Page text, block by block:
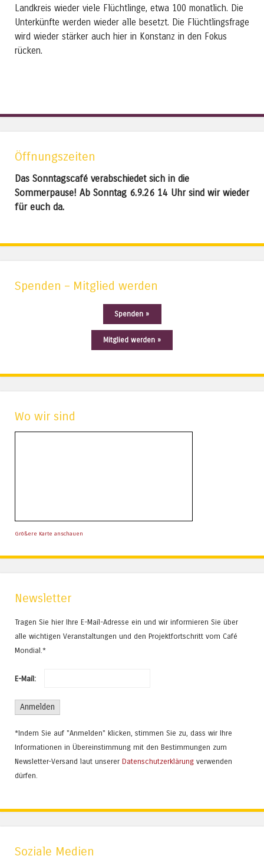
Landkreis wieder viele Flüchtlinge, etwa 100 monatlich. Die
Unterkünfte werden wieder alle besetzt. Die Flüchtlingsfrage
wird wieder stärker auch hier in Konstanz in den Fokus
rücken.
Öffnungszeiten
Das Sonntagscafé verabschiedet sich in die
Sommerpause! Ab Sonntag 6.9.26 14 Uhr sind wir wieder
für euch da.
Spenden – Mitglied werden
Spenden »
Mitglied werden »
Wo wir sind
Größere Karte anschauen
Newsletter
Tragen Sie hier Ihre E-Mail-Adresse ein und wir informieren Sie über
alle wichtigen Veranstaltungen und den Projektfortschritt vom Café
Mondial.*
E-Mail:
*Indem Sie auf "Anmelden" klicken, stimmen Sie zu, dass wir Ihre
Informationen in Übereinstimmung mit den Bestimmungen zum
Newsletter-Versand laut unserer Datenschutzerklärung verwenden
dürfen.
Soziale Medien